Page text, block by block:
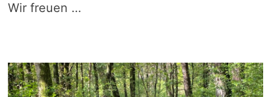
Wir freuen …